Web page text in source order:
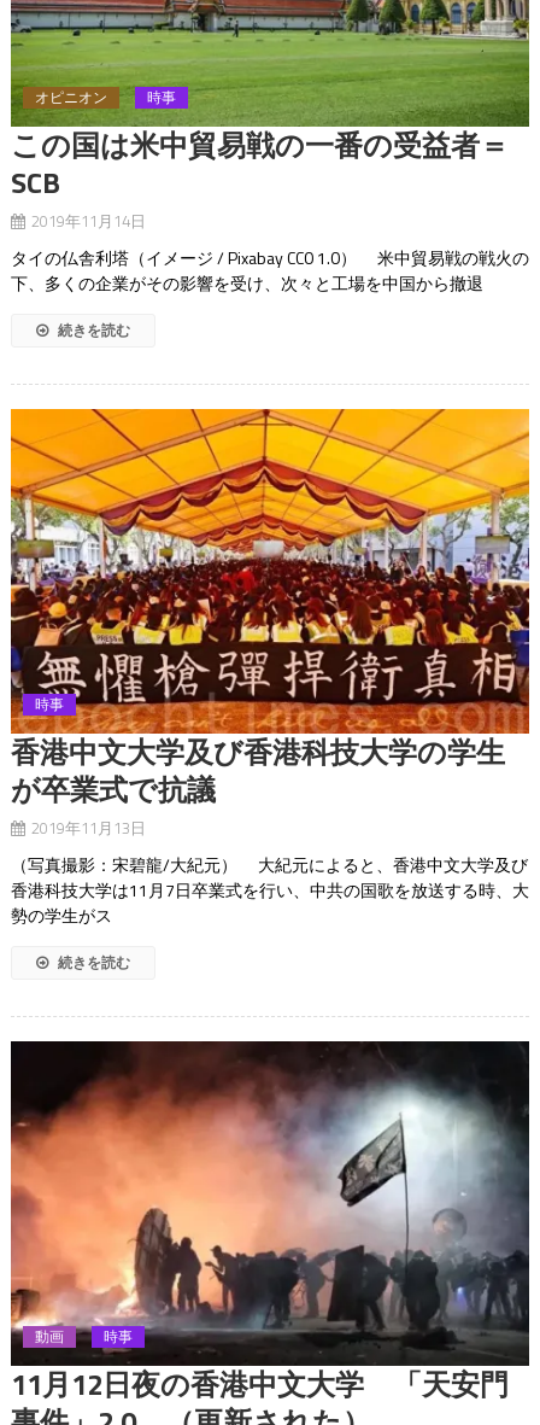
オピニオン 時事
この国は米中貿易戦の一番の受益者＝
SCB
2019年11月14日
タイの仏舎利塔（イメージ / Pixabay CC0 1.0） 米中貿易戦の戦火の
下、多くの企業がその影響を受け、次々と工場を中国から撤退
続きを読む
時事
香港中文大学及び香港科技大学の学生
が卒業式で抗議
2019年11月13日
（写真撮影：宋碧龍/大紀元） 大紀元によると、香港中文大学及び
香港科技大学は11月7日卒業式を行い、中共の国歌を放送する時、大
勢の学生がス
続きを読む
動画 時事
11月12日夜の香港中文大学 「天安門